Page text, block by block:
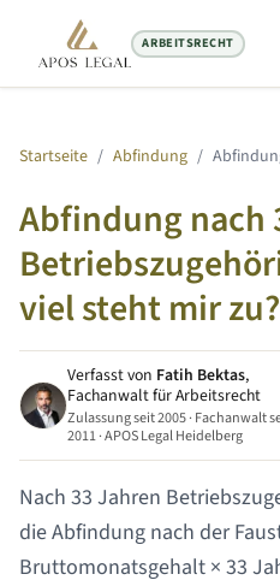
ARBEITSRECHT
Startseite / Abfindung /
Abfindung nach
viel steht mir zu?
Verfasst von Fatih Bektas,
Fachanwalt für Arbeitsrecht
Zulassung seit 2005 · Fachanwalt
2011 · APOS Legal Heidelberg
Nach 33 Jahren
die Abfindung nach der
Bruttomonatsgehalt × 33